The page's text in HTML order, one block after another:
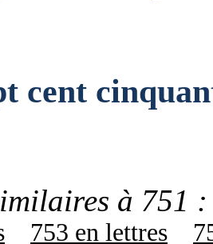
à 751 :
753 en lettres